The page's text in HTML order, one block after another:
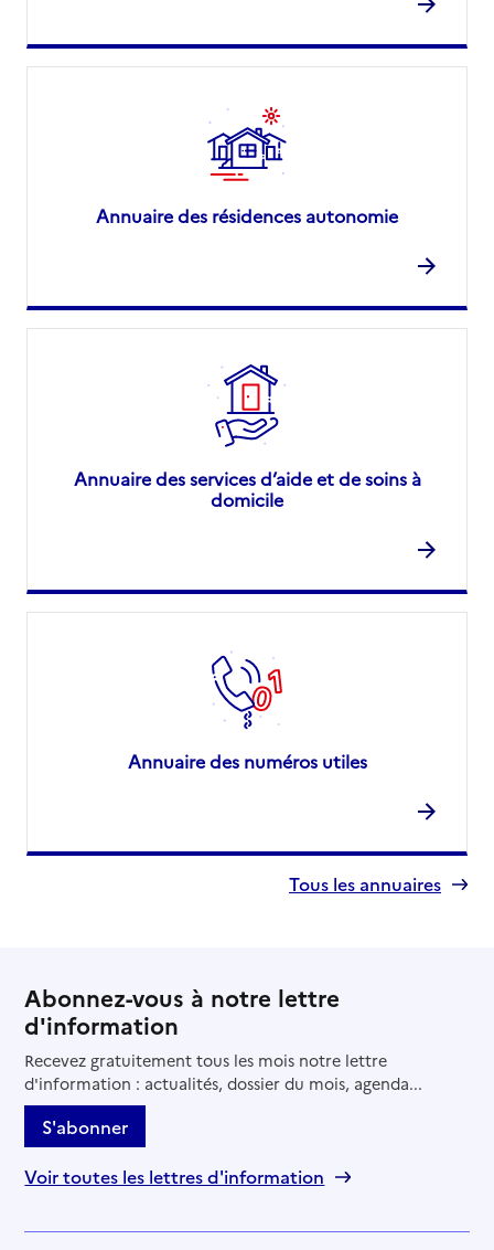
Annuaire des résidences autonomie
Annuaire des services d’aide et de soins à
domicile
Annuaire des numéros utiles
Tous les annuaires
Abonnez-vous à notre lettre
d'information
Recevez gratuitement tous les mois notre lettre
d'information : actualités, dossier du mois, agenda...
S'abonner
Voir toutes les lettres d'information